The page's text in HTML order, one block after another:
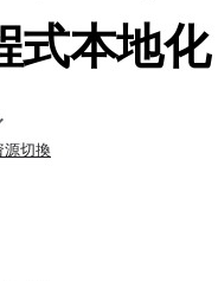
式本地化
源切換